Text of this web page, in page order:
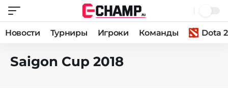
Новости Турниры Игроки Команды Dota 2
Saigon Cup 2018